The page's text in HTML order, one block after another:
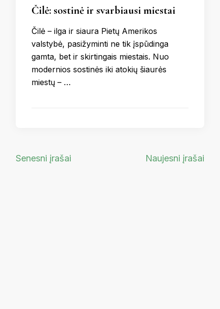
Čilė: sostinė ir svarbiausi miestai
Čilė – ilga ir siaura Pietų Amerikos
valstybė, pasižyminti ne tik įspūdinga
gamta, bet ir skirtingais miestais. Nuo
modernios sostinės iki atokių šiaurės
miestų – …
Navigacija
Senesni įrašai Naujesni įrašai